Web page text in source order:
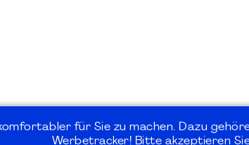
für Sie zu machen. Dazu
Werbetracker! Bitte akzeptieren